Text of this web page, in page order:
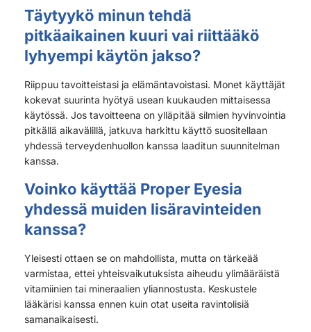
Täytyykö minun tehdä
pitkäaikainen kuuri vai riittääkö
lyhyempi käytön jakso?
Riippuu tavoitteistasi ja elämäntavoistasi. Monet käyttäjät
kokevat suurinta hyötyä usean kuukauden mittaisessa
käytössä. Jos tavoitteena on ylläpitää silmien hyvinvointia
pitkällä aikavälillä, jatkuva harkittu käyttö suositellaan
yhdessä terveydenhuollon kanssa laaditun suunnitelman
kanssa.
Voinko käyttää Proper Eyesia
yhdessä muiden lisäravinteiden
kanssa?
Yleisesti ottaen se on mahdollista, mutta on tärkeää
varmistaa, ettei yhteisvaikutuksista aiheudu ylimääräistä
vitamiinien tai mineraalien yliannostusta. Keskustele
lääkärisi kanssa ennen kuin otat useita ravintolisiä
samanaikaisesti.